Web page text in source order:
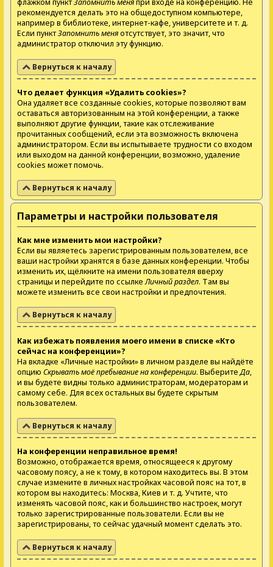
флажком пунктЗапомнить меняпри входе на конференцию. Не
рекомендуется делать это на общедоступном компьютере,
например в библиотеке, интернет-кафе, университете и т. д.
Если пунктЗапомнить меняотсутствует, это значит, что
администратор отключил эту функцию.
Вернуться к началу
Что делает функция «Удалить cookies»?
Она удаляет все созданные cookies, которые позволяют вам
оставаться авторизованным на этой конференции, а также
выполняют другие функции, такие как отслеживание
прочитанных сообщений, если эта возможность включена
администратором. Если вы испытываете трудности со входом
или выходом на данной конференции, возможно, удаление
cookies может помочь.
Вернуться к началу
Параметры и настройки пользователя
Как мне изменить мои настройки?
Если вы являетесь зарегистрированным пользователем, все
ваши настройки хранятся в базе данных конференции. Чтобы
изменить их, щёлкните на имени пользователя вверху
страницы и перейдите по ссылкеЛичный раздел. Там вы
можете изменить все свои настройки и предпочтения.
Вернуться к началу
Как избежать появления моего имени в списке «Кто
сейчас на конференции»?
На вкладке «Личные настройки» в личном разделе вы найдёте
опцию Скрывать моё пребывание на конференции. ВыберитеДа,
и вы будете видны только администраторам, модераторам и
самому себе. Для всех остальных вы будете скрытым
пользователем.
Вернуться к началу
На конференции неправильное время!
Возможно, отображается время, относящееся к другому
часовому поясу, а не к тому, в котором находитесь вы. В этом
случае измените в личных настройках часовой пояс на тот, в
котором вы находитесь: Москва, Киев и т. д. Учтите, что
изменять часовой пояс, как и большинство настроек, могут
только зарегистрированные пользователи. Если вы не
зарегистрированы, то сейчас удачный момент сделать это.
Вернуться к началу